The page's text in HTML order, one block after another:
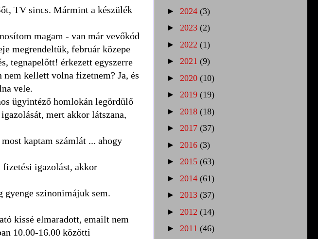
TV sincs. Mármint a készülék
magam - van már vevőkód
megrendeltük, február közepe
tegnapelőtt! érkezett egyszerre
nem kellett volna fizetnem? Ja, és
vele.
ügyintéző homlokán legördülő
mert akkor látszana,
kaptam számlát ... ahogy
fizetési igazolást, akkor
gyenge szinonimájuk sem.
kissé elmaradott, emailt nem
10.00-16.00 közötti
► 2024 (3)
► 2023 (2)
► 2022 (1)
► 2021 (9)
► 2020 (10)
► 2019 (19)
► 2018 (18)
► 2017 (37)
► 2016 (3)
► 2015 (63)
► 2014 (61)
► 2013 (37)
► 2012 (14)
► 2011 (46)